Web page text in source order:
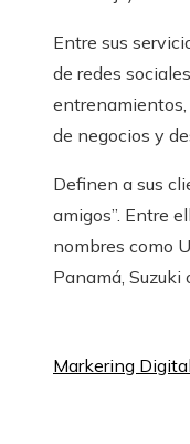
Entre sus
de redes
entrenamientos,
de negocios y
Definen a sus
amigos”. Entre
nombres como
Panamá, Suzuki
Markering Digital